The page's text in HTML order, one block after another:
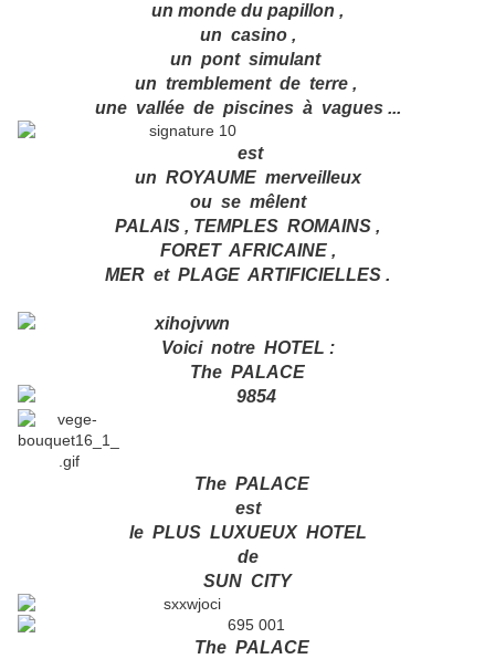
un monde du papillon ,
un casino ,
un pont simulant
un tremblement de terre ,
une vallée de piscines à vagues ...
est
un ROYAUME merveilleux
ou se mêlent
PALAIS , TEMPLES ROMAINS ,
FORET AFRICAINE ,
MER et PLAGE ARTIFICIELLES .
Voici notre HOTEL :
The PALACE
The PALACE
est
le PLUS LUXUEUX HOTEL
de
SUN CITY
The PALACE